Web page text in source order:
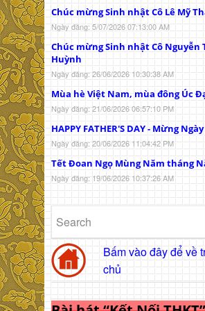
Chúc mừng Sinh nhật Cô Lê Mỹ
Ngày đăng: 5/07/2026 07:13:00 AM
Chúc mừng Sinh nhật Cô Nguyễn
Huỳnh
Ngày đăng: 26/06/2026 10:30:38 AM
Mùa hè Việt Nam, mùa đông Úc
Ngày đăng: 21/06/2026 06:57:10 PM
HAPPY FATHER'S DAY - Mừng
Ngày đăng: 20/06/2026 11:04:42 PM
Tết Đoan Ngọ Mùng Năm tháng
Ngày đăng: 19/06/2026 10:37:26 AM
Bấm vào đây để về
chủ